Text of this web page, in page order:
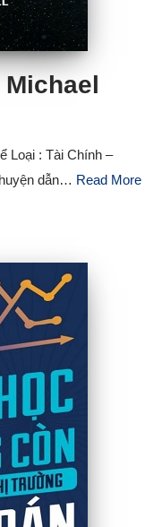
Loại : Tài Chính –
dẫn… Read More